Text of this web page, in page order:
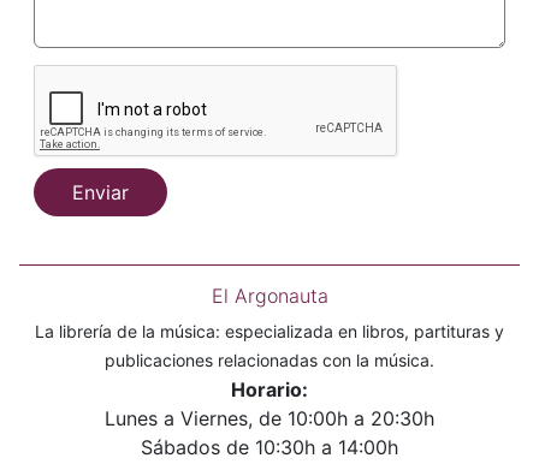
Enviar
El Argonauta
La librería de la música: especializada en libros, partituras y
publicaciones relacionadas con la música.
Horario:
Lunes a Viernes, de 10:00h a 20:30h
Sábados de 10:30h a 14:00h